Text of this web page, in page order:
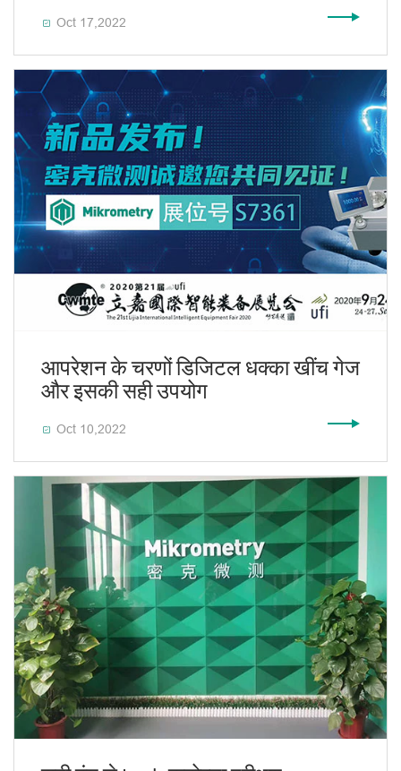
 Oct 17,2022
आपरेशन के चरणों डिजिटल धक्का खींच गेज
और इसकी सही उपयोग
 Oct 10,2022